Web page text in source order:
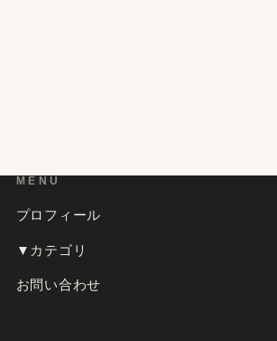
MENU
プロフィール
▼カテゴリ
お問い合わせ